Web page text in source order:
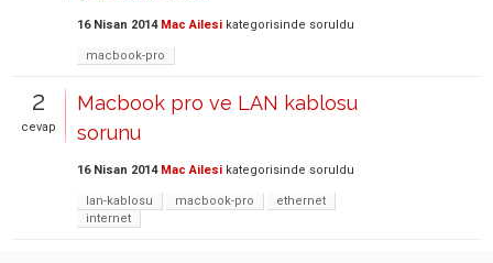
16 Nisan 2014 Mac Ailesi kategorisinde soruldu
macbook-pro
2
cevap
Macbook pro ve LAN kablosu
sorunu
16 Nisan 2014 Mac Ailesi kategorisinde soruldu
lan-kablosu macbook-pro
ethernet
internet